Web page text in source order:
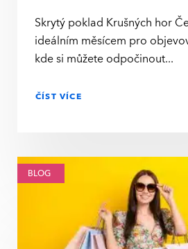
Skrytý poklad Krušných hor
ideálním měsícem pro
kde si můžete odpočinout
ČÍST VÍCE
BLOG